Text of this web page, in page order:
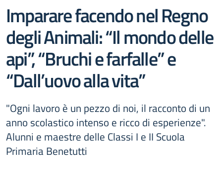
Imparare facendo nel Regno
degli Animali: “Il mondo delle
api”, “Bruchi e farfalle” e
“Dall’uovo alla vita”
"Ogni lavoro è un pezzo di noi, il racconto di un
anno scolastico intenso e ricco di esperienze".
Alunni e maestre delle Classi I e II Scuola
Primaria Benetutti